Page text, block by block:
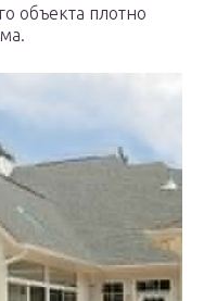
объекта плотно